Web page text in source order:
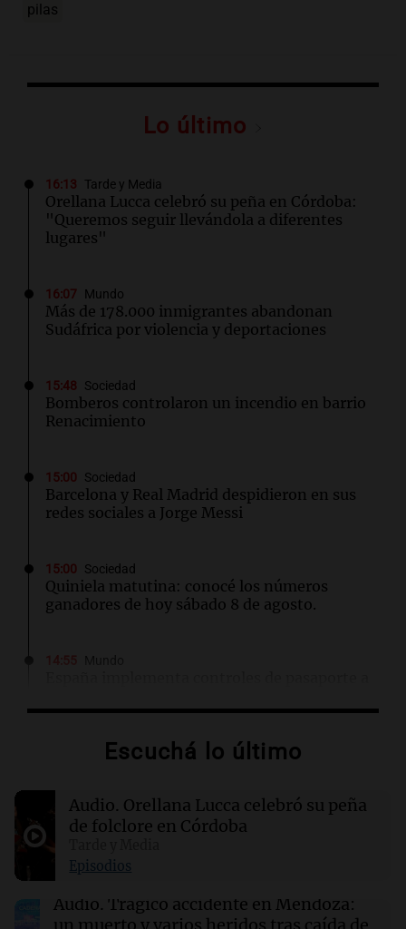
pilas
Lo último
16:13 Tarde y Media
Orellana Lucca celebró su peña en Córdoba:
"Queremos seguir llevándola a diferentes
lugares"
16:07 Mundo
Más de 178.000 inmigrantes abandonan
Sudáfrica por violencia y deportaciones
15:48 Sociedad
Bomberos controlaron un incendio en barrio
Renacimiento
15:00 Sociedad
Barcelona y Real Madrid despidieron en sus
redes sociales a Jorge Messi
15:00 Sociedad
Quiniela matutina: conocé los números
ganadores de hoy sábado 8 de agosto.
Ceuta
Racing se mide ante Argentinos Juniors tras
caída con Tigre en el Torneo Clausura
14:36 Mundo
Controles fronterizos en España para viajeros
italianos tras sanciones de Italia
Escuchá lo último
Audio. Orellana Lucca celebró su peña
de folclore en Córdoba
Episodios
Audio. Trágico accidente en Mendoza:
un muerto y varios heridos tras caída de